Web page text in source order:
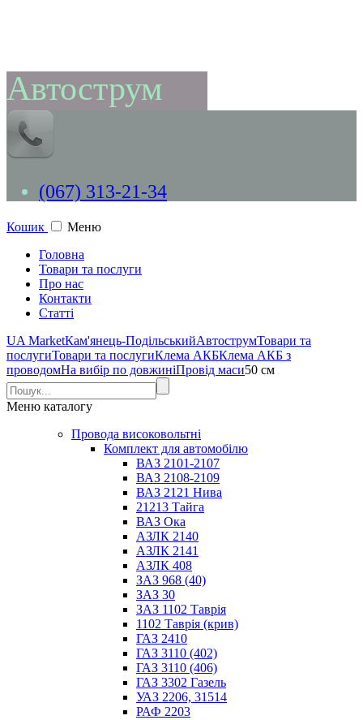
Автострум
(067) 313-21-34
Кошик
Меню
Головна
Товари та послуги
Про нас
Контакти
Статті
UA MarketКам'янець-ПодільськийАвтострумТовари та
послугиТовари та послугиКлема АКБКлема АКБ з
проводомНа вибір по довжиніПровід маси50 см
Меню каталогу
Провода високовольтні
Комплект для автомобілю
ВАЗ 2101-2107
ВАЗ 2108-2109
ВАЗ 2121 Нива
21213 Тайга
ВАЗ Ока
АЗЛК 2140
АЗЛК 2141
АЗЛК 408
ЗАЗ 968 (40)
ЗАЗ 30
ЗАЗ 1102 Таврія
1102 Таврія (крив)
ГАЗ 2410
ГАЗ 3110 (402)
ГАЗ 3110 (406)
ГАЗ 3302 Газель
УАЗ 2206, 31514
РАФ 2203